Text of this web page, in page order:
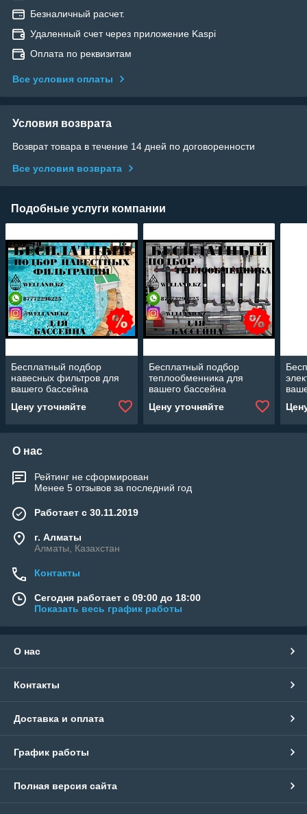
Безналичный расчет.
Удаленный счет через приложение Kaspi
Оплата по реквизитам
Все условия оплаты
Условия возврата
Возврат товара в течение 14 дней по договоренности
Все условия возврата
Подобные услуги компании
Бесплатный подбор
навесных фильтров для
вашего бассейна
Цену уточняйте
Бесплатный подбор
теплообменника для
вашего бассейна
Цену уточняйте
О нас
Рейтинг не сформирован
Менее 5 отзывов за последний год
Работает с 30.11.2019
г. Алматы
Алматы, Казахстан
Контакты
Сегодня работает с 09:00 до 18:00
Показать весь график работы
О нас
Контакты
Доставка и оплата
График работы
Полная версия сайта